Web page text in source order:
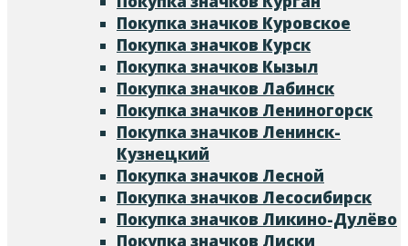
Покупка значков Куровское
Покупка значков Курск
Покупка значков Кызыл
Покупка значков Лабинск
Покупка значков Лениногорск
Покупка значков Ленинск-
Кузнецкий
Покупка значков Лесной
Покупка значков Лесосибирск
Покупка значков Ликино-Дулёво
Покупка значков Лиски